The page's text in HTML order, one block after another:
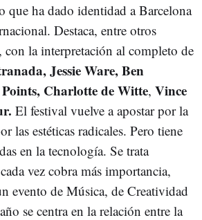
que ha dado identidad a Barcelona
Destaca, entre otros
con la interpretación al completo de
Jessie Ware, Ben
Charlotte de Witte, Vince
El festival vuelve a apostar por la
las estéticas radicales. Pero tiene
en la tecnología. Se trata
vez cobra más importancia,
evento de Música, de Creatividad
se centra en la relación entre la